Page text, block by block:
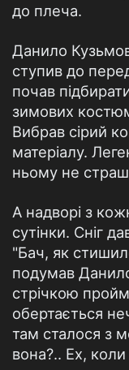
до плеча.
Данило
ступив до
почав
зимових
Вибрав сірий
матеріалу.
ньому не
А надворі з
сутінки. Сніг
"Бач, як
подумав
стрічкою
обертається
там сталося з
вона?.. Ех,